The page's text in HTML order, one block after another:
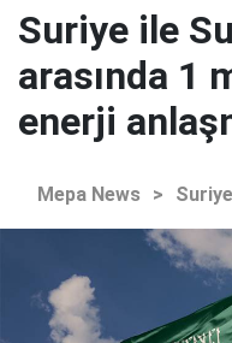
Suriye ile
arasında 1
enerji
Mepa News > Suriye